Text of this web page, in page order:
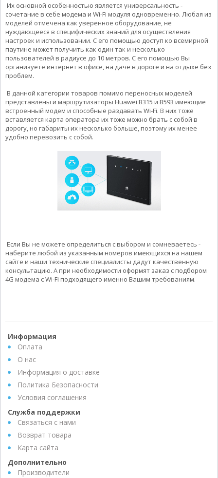
Их основной особенностью является универсальность -
сочетание в себе модема и Wi-Fi модуля одновременно. Любая из
моделей отмечена как уверенное оборудование, не
нуждающееся в специфических знаний для осуществления
настроек и использовании. С его помощью доступ ко всемирной
паутине может получить как один так и несколько
пользователей в радиусе до 10 метров. С его помощью Вы
организуете интернет в офисе, на даче в дороге и на отдыхе без
проблем.
В данной категории товаров помимо переносных моделей
представлены и маршрутизаторы Huawei B315 и B593 имеющие
встроенный модем и способные раздавать Wi-Fi. В них тоже
вставляется карта оператора их тоже можно брать с собой в
дорогу, но габариты их несколько больше, поэтому их менее
удобно перевозить с собой.
Если Вы не можете определиться с выбором и сомневаетесь -
наберите любой из указанным номеров имеющихся на нашем
сайте и наши технические специалисты дадут качественную
консультацию. А при необходимости оформят заказ с подбором
4G модема с Wi-Fi подходящего именно Вашим требованиям.
Информация
Оплата
О нас
Информация о доставке
Политика Безопасности
Условия соглашения
Служба поддержки
Связаться с нами
Возврат товара
Карта сайта
Дополнительно
Производители